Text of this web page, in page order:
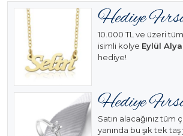
10.000 TL ve üzeri
isimli kolye Eylül
hediye!
Satın alacağınız tüm
yanında bu şık tek